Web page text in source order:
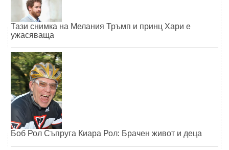
Тази снимка на Мелания Тръмп и принц Хари е
ужасяваща
Боб Рол Съпруга Киара Рол: Брачен живот и деца